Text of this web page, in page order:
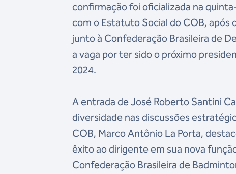
confirmação foi oficializada na
com o Estatuto Social do COB,
junto à Confederação Brasileira de
a vaga por ter sido o próximo
2024.
A entrada de José Roberto Santini
diversidade nas discussões
COB, Marco Antônio La Porta,
êxito ao dirigente em sua nova
Confederação Brasileira de